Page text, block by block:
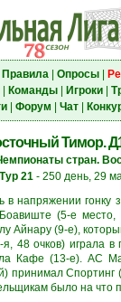
Правила| Опросы|
| Команды| Игроки|
| Форум Чат|
Тимор.
стран.
Тур 21- 250 день, 29
напряжении гонку
(5-е
(9-е),
48 очков) играла
Кафе (13-е). АС
принимал
было на что